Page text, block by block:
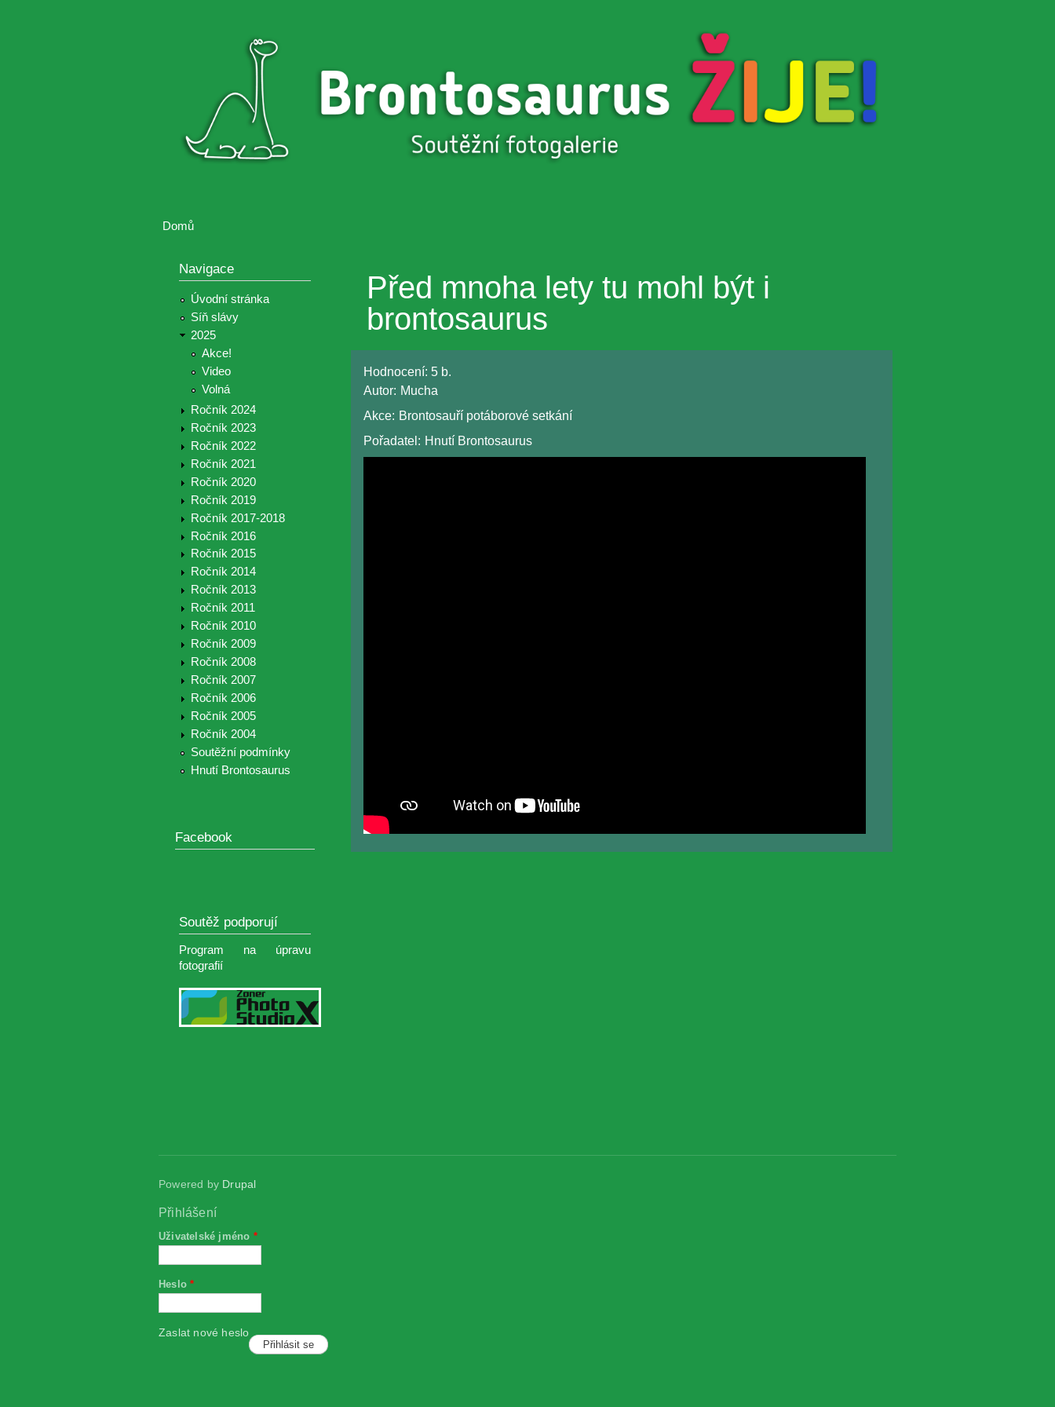
Brontosaurus
Brontosaurus
Domů
Navigace
Úvodní stránka
Síň slávy
2025
Akce!
Video
Volná
Ročník 2024
Ročník 2023
Ročník 2022
Ročník 2021
Ročník 2020
Ročník 2019
Ročník 2017-2018
Ročník 2016
Ročník 2015
Ročník 2014
Ročník 2013
Ročník 2011
Ročník 2010
Ročník 2009
Ročník 2008
Ročník 2007
Ročník 2006
Ročník 2005
Ročník 2004
Soutěžní podmínky
Hnutí Brontosaurus
Facebook
Soutěž podporují
Program na úpravu
fotografií
Před mnoha lety tu mohl být i
brontosaurus
Hodnocení: 5 b.
Autor: Mucha
Akce: Brontosauří potáborové setkání
Pořadatel: Hnutí Brontosaurus
Powered by Drupal
Přihlášení
Uživatelské jméno *
Heslo*
Zaslat nové heslo